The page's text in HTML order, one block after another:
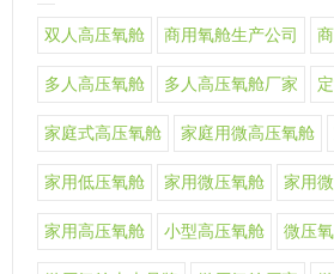
双人高压氧舱 商用氧舱生产公司
多人高压氧舱 多人高压氧舱厂家
家庭式高压氧舱 家庭用微高压氧舱
家用低压氧舱 家用微压氧舱 家用
家用高压氧舱 小型高压氧舱 微压